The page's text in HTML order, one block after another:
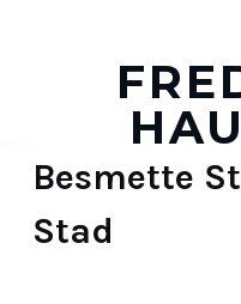
n
Besmette
Stad